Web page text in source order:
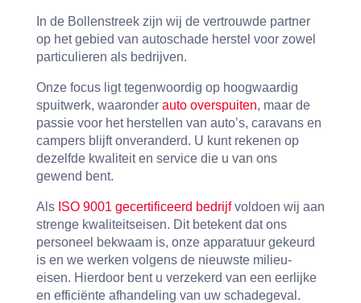
In de Bollenstreek zijn wij de vertrouwde partner
op het gebied van autoschade herstel voor zowel
particulieren als bedrijven.
Onze focus ligt tegenwoordig op hoogwaardig
spuitwerk, waaronder auto overspuiten, maar de
passie voor het herstellen van auto’s, caravans en
campers blijft onveranderd. U kunt rekenen op
dezelfde kwaliteit en service die u van ons
gewend bent.
Als ISO 9001 gecertificeerd bedrijfvoldoen wij aan
strenge kwaliteitseisen. Dit betekent dat ons
personeel bekwaam is, onze apparatuur gekeurd
is en we werken volgens de nieuwste milieu-
eisen. Hierdoor bent u verzekerd van een eerlijke
en efficiënte afhandeling van uw schadegeval.